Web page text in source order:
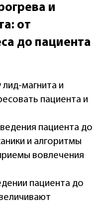
и
от
до пациента
магнита и
пациента и
пациента до
и алгоритмы
вовлечения
пациента до